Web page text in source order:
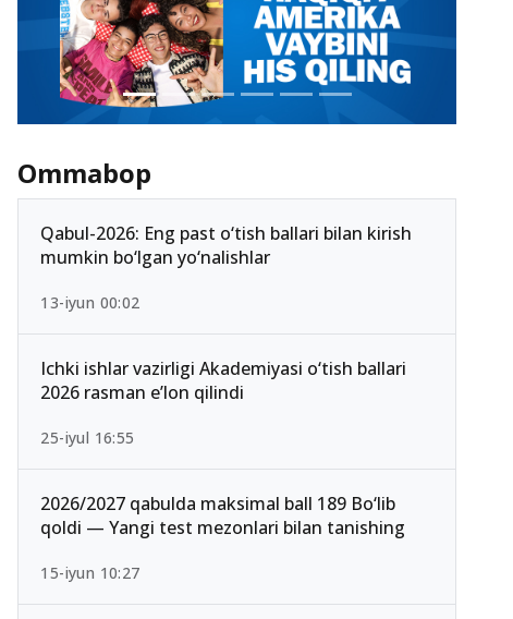
Ommabop
Qabul-2026: Eng past o‘tish ballari bilan kirish
mumkin bo‘lgan yo‘nalishlar
13-iyun 00:02
Ichki ishlar vazirligi Akademiyasi o‘tish ballari
2026 rasman e’lon qilindi
25-iyul 16:55
2026/2027 qabulda maksimal ball 189 Bo‘lib
qoldi — Yangi test mezonlari bilan tanishing
15-iyun 10:27